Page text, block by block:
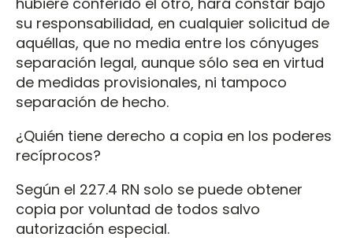
su responsabilidad, en cualquier solicitud de
aquéllas, que no media entre los cónyuges
separación legal, aunque sólo sea en virtud
de medidas provisionales, ni tampoco
separación de hecho.
¿Quién tiene derecho a copia en los poderes
recíprocos?
Según el 227.4 RN solo se puede obtener
copia por voluntad de todos salvo
autorización especial.